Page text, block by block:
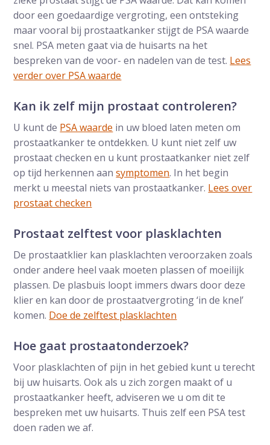
door een goedaardige vergroting, een ontsteking
maar vooral bij prostaatkanker stijgt de PSA waarde
snel. PSA meten gaat via de huisarts na het
bespreken van de voor- en nadelen van de test. Lees
verder over PSA waarde
Kan ik zelf mijn prostaat controleren?
U kunt de PSA waarde in uw bloed laten meten om
prostaatkanker te ontdekken. U kunt niet zelf uw
prostaat checken en u kunt prostaatkanker niet zelf
op tijd herkennen aansymptomen. In het begin
merkt u meestal niets van prostaatkanker. Lees over
prostaat checken
Prostaat zelftest voor plasklachten
De prostaatklier kan plasklachten veroorzaken zoals
onder andere heel vaak moeten plassen of moeilijk
plassen. De plasbuis loopt immers dwars door deze
klier en kan door de prostaatvergroting ‘in de knel’
komen. Doe de zelftest plasklachten
Hoe gaat prostaatonderzoek?
Voor plasklachten of pijn in het gebied kunt u terecht
bij uw huisarts. Ook als u zich zorgen maakt of u
prostaatkanker heeft, adviseren we u om dit te
bespreken met uw huisarts. Thuis zelf een PSA test
doen raden we af.